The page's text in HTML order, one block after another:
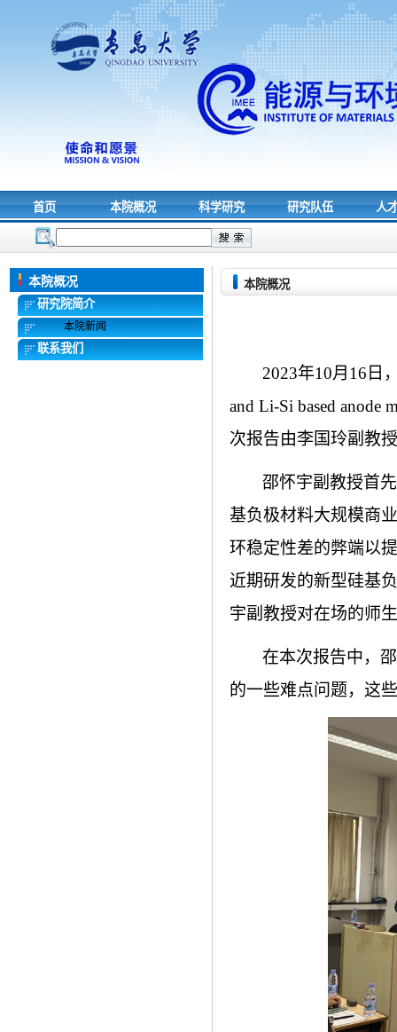
首页 本院概况 科学研究 研究队伍 人
本院概况
研究院简介
本院新闻
联系我们
本院概况
2023年10月 16 日
and Li-Si based anode
次报告由李国玲副教
邵怀宇副教授首
基负极材料大规模商
环稳定性差的弊端以
近期研发的新型硅基
宇副教授对在场的师
在本次报告中，
的一些难点问题，这